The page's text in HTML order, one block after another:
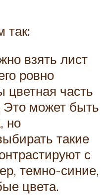
так:
взять лист
ровно
цветная часть
Это может быть
но
такие
с
темно-синие,
цвета.